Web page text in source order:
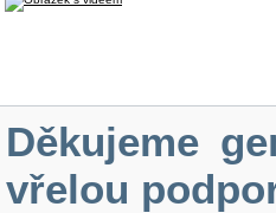
Děkujeme
vřelou